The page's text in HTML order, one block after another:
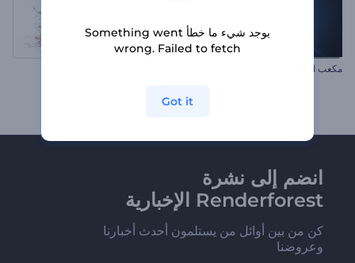
مكعب النيون الخيالي
انضم إلى نشرة
Renderforest الإخبارية
كن من بين أوائل من يستلمون أحدث أخبارنا
وعروضنا
يوجد شيء ما خطأ Something went
wrong. Failed to fetch
Got it